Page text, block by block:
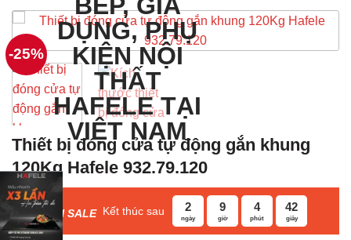
-25%
Thiết bị đóng cửa tự động gắn khung
120Kg Hafele 932.79.120
F ASH SALE Kết thúc sau 2
ngày
9
giờ
4
phút
41
giây